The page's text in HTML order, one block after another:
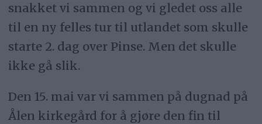
snakket vi sammen og vi gledet oss alle
til en ny felles tur til utlandet som skulle
starte 2. dag over Pinse. Men det skulle
ikke gå slik.
Den 15. mai var vi sammen på dugnad på
Ålen kirkegård for å gjøre den fin til